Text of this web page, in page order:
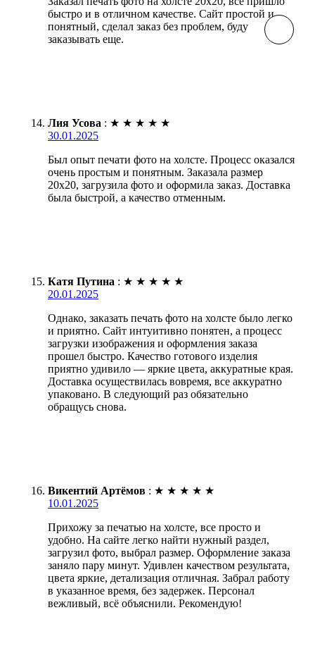
быстро и в отличном качестве. Сайт простой и
понятный, сделал заказ без проблем, буду
заказывать еще.
Лия Усова : ★ ★ ★ ★ ★
30.01.2025
Был опыт печати фото на холсте. Процесс оказался
очень простым и понятным. Заказала размер
20х20, загрузила фото и оформила заказ. Доставка
была быстрой, а качество отменным.
Катя Путина : ★ ★ ★ ★ ★
20.01.2025
Однако, заказать печать фото на холсте было легко
и приятно. Сайт интуитивно понятен, а процесс
загрузки изображения и оформления заказа
прошел быстро. Качество готового изделия
приятно удивило — яркие цвета, аккуратные края.
Доставка осуществилась вовремя, все аккуратно
упаковано. В следующий раз обязательно
обращусь снова.
Викентий Артёмов : ★ ★ ★ ★ ★
10.01.2025
Прихожу за печатью на холсте, все просто и
удобно. На сайте легко найти нужный раздел,
загрузил фото, выбрал размер. Оформление заказа
заняло пару минут. Удивлен качеством результата,
цвета яркие, детализация отличная. Забрал работу
в указанное время, без задержек. Персонал
вежливый, всё объяснили. Рекомендую!